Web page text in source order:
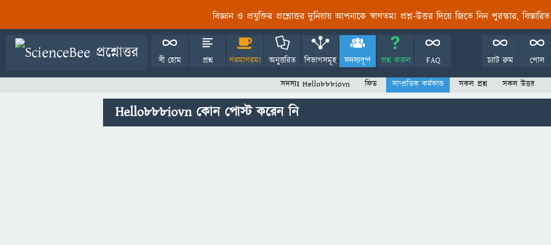
বিজ্ঞান ও প্রযুক্তির প্রশ্নোত্তর দুনিয়ায় আপনাকে স্বাগতম! প্রশ্ন-উত্তর দিয়ে জিতে নিন পুরস্কার, বিস্তারিত
বী হোম প্রশ্ন গরমাগরম! অনুত্তরিত বিভাগসমূহ সদস্যবৃন্দ প্রশ্ন করুন FAQ পোল
চ্যাট রুম
সদস্যঃ Hello888iovn ফিড সাম্প্রতিক কর্মকান্ড সকল প্রশ্ন সকল উত্তর
Hello888iovn কোন পোস্ট করেন নি